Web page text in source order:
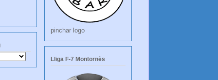
pinchar logo
Lliga F-7 Montornès